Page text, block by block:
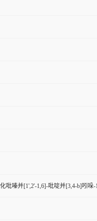
吡嗪并[1',2'-1,6]-吡啶并[3,4-b]吲哚-